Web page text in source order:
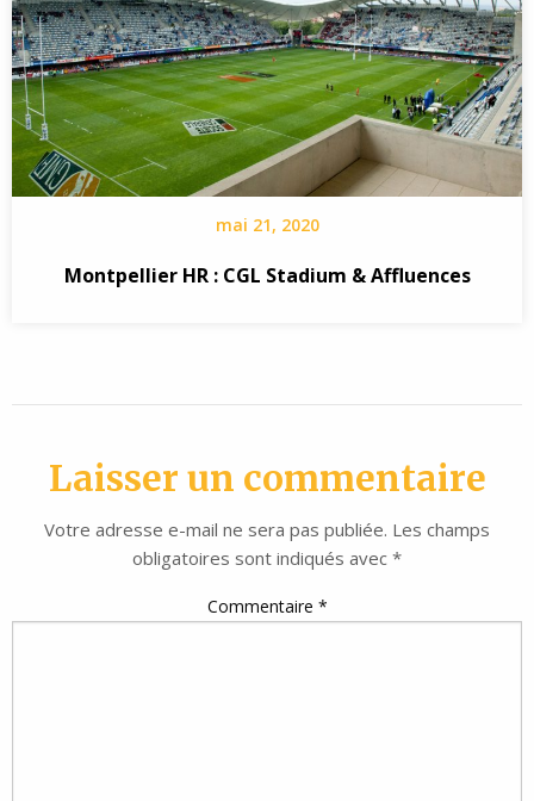
mai 21, 2020
Montpellier HR : CGL Stadium & Affluences
Laisser un commentaire
Votre adresse e-mail ne sera pas publiée. Les champs
obligatoires sont indiqués avec *
Commentaire *